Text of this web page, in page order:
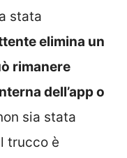
stata
elimina un
rimanere
dell’app o
sia stata
trucco è